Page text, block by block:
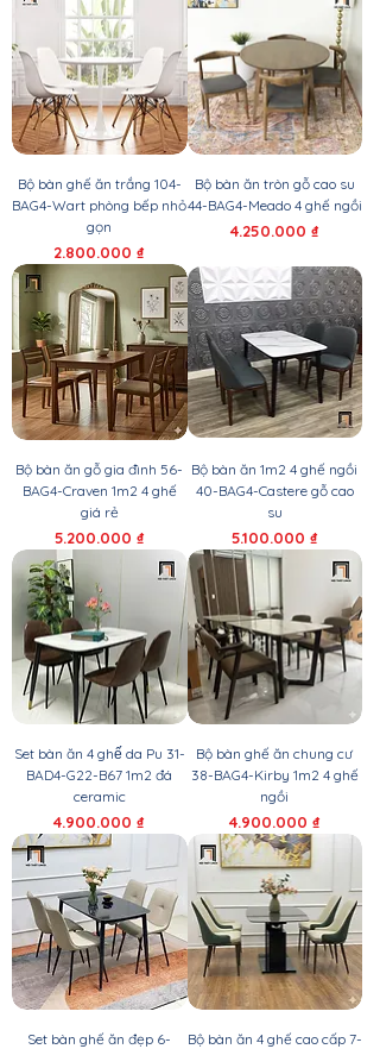
Bộ bàn ghế ăn trắng 104-
BAG4-Wart phòng bếp nhỏ
gọn
Giá
2.800.000 ₫
Bộ bàn ăn tròn gỗ cao su
44-BAG4-Meado 4 ghế ngồi
Giá
4.250.000 ₫
Bộ bàn ăn gỗ gia đình 56-
BAG4-Craven 1m2 4 ghế
giá rẻ
Giá
5.200.000 ₫
Bộ bàn ăn 1m2 4 ghế ngồi
40-BAG4-Castere gỗ cao
su
Giá
5.100.000 ₫
Set bàn ăn 4 ghế da Pu 31-
BAD4-G22-B67 1m2 đá
ceramic
Giá
4.900.000 ₫
Bộ bàn ghế ăn chung cư
38-BAG4-Kirby 1m2 4 ghế
ngồi
Giá
4.900.000 ₫
Set bàn ghế ăn đẹp 6-
Bộ bàn ăn 4 ghế cao cấp 7-